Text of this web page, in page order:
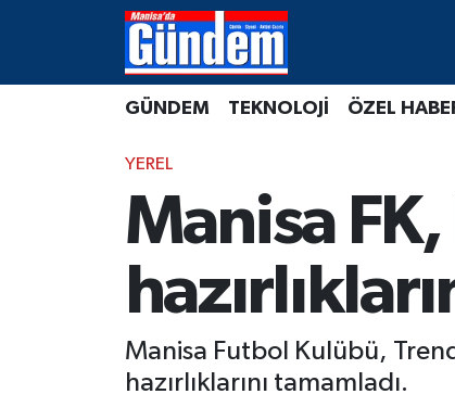
GÜNDEM TEKNOLOJİ ÖZEL
YEREL
Manisa
Manisa Futbol Kulübü,
hazırlıklarını tamamladı.
Manisa Hava Durumu
Süper Lig Puan Durumu ve Fikstür
Tüm Manşetler
Son Dakika Haberleri
Haber Arşivi